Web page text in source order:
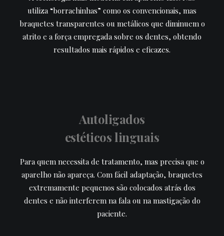
utiliza “borrachinhas” como os convencionais, mas
braquetes transparentes ou metálicos que diminuem o
atrito e a força empregada sobre os dentes, obtendo
resultados mais rápidos e eficazes.
Autoligados
estéticos linguais
Para quem necessita de tratamento, mas precisa que o
aparelho não apareça. Com fácil adaptação, braquetes
extremamente pequenos são colocados atrás dos
dentes e não interferem na fala ou na mastigação do
paciente.